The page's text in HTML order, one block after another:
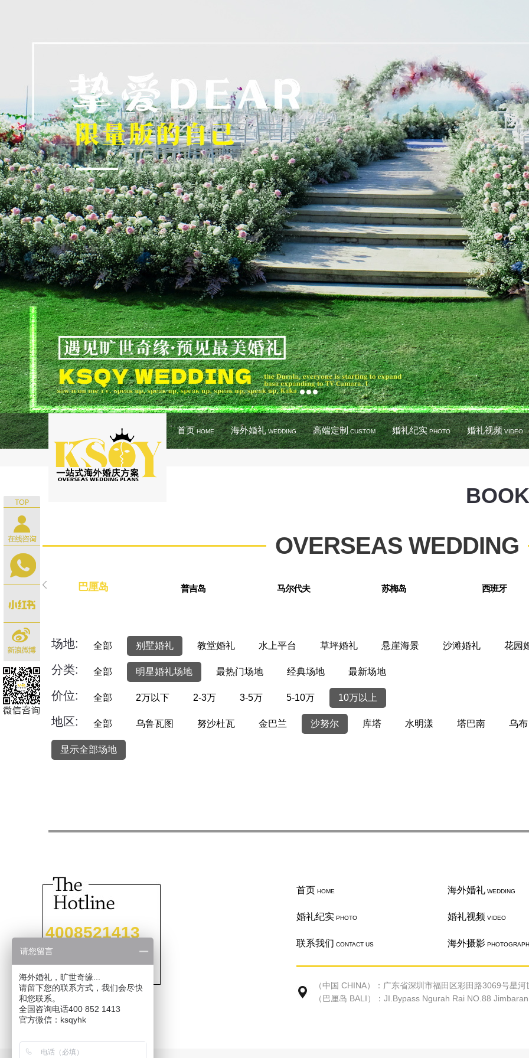
首页HOME 海外婚礼WEDDING 高端定制CUSTOM 婚礼纪实PHOTO 婚礼视频VIDEO
OVERSEAS WEDDING
巴厘岛 普吉岛 马尔代夫 苏梅岛 西班牙
场地: 全部 别墅婚礼 教堂婚礼 水上平台 草坪婚礼 悬崖海景 沙滩婚礼 花园
分类: 全部 明星婚礼场地 最热门场地 经典场地 最新场地
价位: 全部 2万以下 2-3万 3-5万 5-10万 10万以上
地区: 全部 乌鲁瓦图 努沙杜瓦 金巴兰 沙努尔 库塔 水明漾 塔巴南 乌布
显示全部场地
4008521413
首页 HOME 海外婚礼 WEDDING
婚礼纪实 PHOTO 婚礼视频 VIDEO
联系我们 CONTACT US 海外摄影
（中国 CHINA）：广东省深圳市福田区彩田路3069号星
（巴厘岛 BALI）：JI.Bypass Ngurah Rai NO.88
请您留言
海外婚礼，旷世奇缘...
请留下您的联系方式，我们会尽快
和您联系。
全国咨询电话400 852 1413
官方微信：ksqyhk